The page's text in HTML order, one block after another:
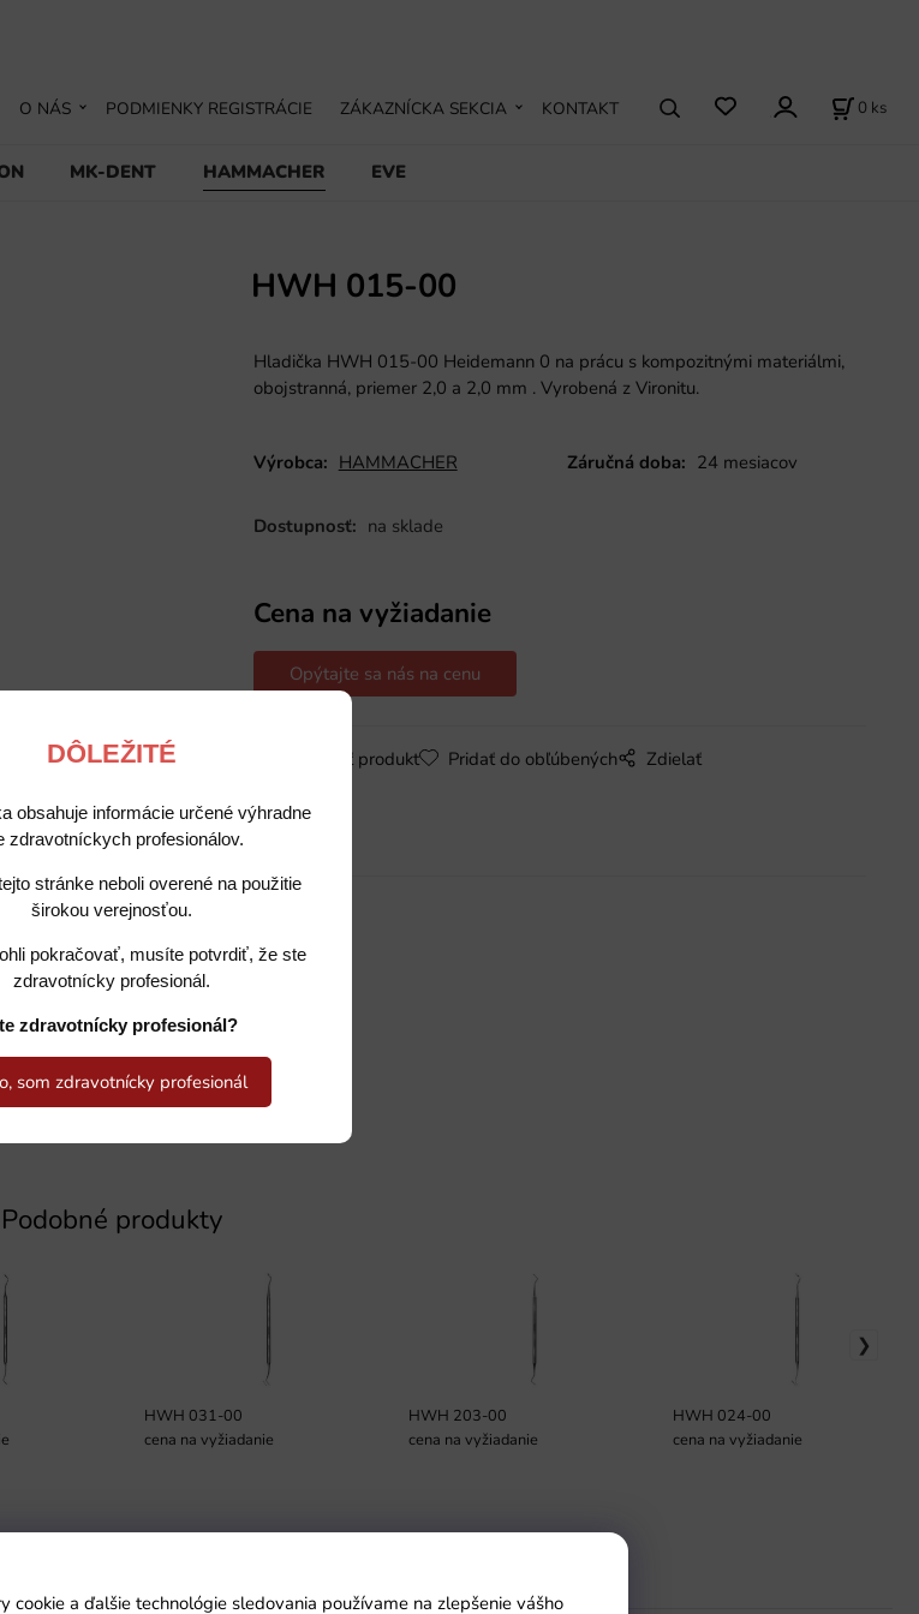
DÔLEŽITÉ
obsahuje informácie určené výhradne
zdravotníckych profesionálov.
stránke neboli overené na použitie
širokou verejnosťou.
pokračovať, musíte potvrdiť, že ste
zdravotnícky profesionál.
zdravotnícky profesionál?
som zdravotnícky profesionál
MK-DENT HAMMACHER EVE
O NÁS PODMIENKY REGISTRÁCIE ZÁKAZNÍCKA SEKCIA KONTAKT 0 ks
HWH 015-00
Hladička HWH 015-00 Heidemann 0 na prácu s kompozitnými materiálmi,
obojstranná, priemer 2,0 a 2,0 mm .Vyrobená z Vironitu.
Výrobca: HAMMACHER Záručná doba: 24 mesiacov
Dostupnosť: na sklade
Cena na vyžiadanie
Opýtajte sa nás na cenu
Sledovať produkt Pridať do obľúbených Zdielať
Potrebujete poradiť?
Podobné produkty
HWH 031-00
cena na vyžiadanie
HWH 203-00
cena na vyžiadanie
HWH 024-00
cena na vyžiadanie
cookie a ďalšie technológie sledovania používame na zlepšenie vášho